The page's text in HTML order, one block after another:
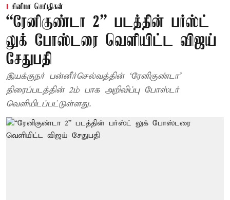
சினிமா செய்திகள்
“ரேனிகுண்டா 2” படத்தின் பர்ஸ்ட்
லுக் போஸ்டரை வெளியிட்ட விஜய்
சேதுபதி
இயக்குநர் பன்னீர்செல்வத்தின் ‘ரேனிகுண்டா’
திரைப்படத்தின் 2ம் பாக அறிவிப்பு போஸ்டர்
வெளியிடப்பட்டுள்ளது.